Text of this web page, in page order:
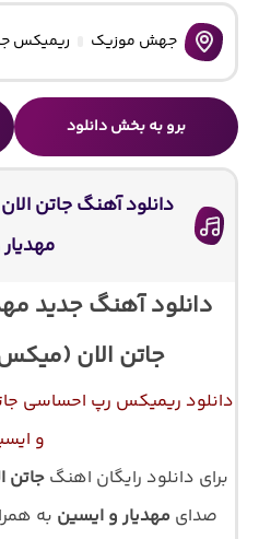
جهش موزیک ریمیکس
برو به بخش دانلود
دانلود آهنگ جاتن
دانلود آهنگ جدید
جاتن الان
دانلود ریمیکس رپ احساسی
و
برای دانلود رایگان اهنگ
صدای مهدیار و ایسین به